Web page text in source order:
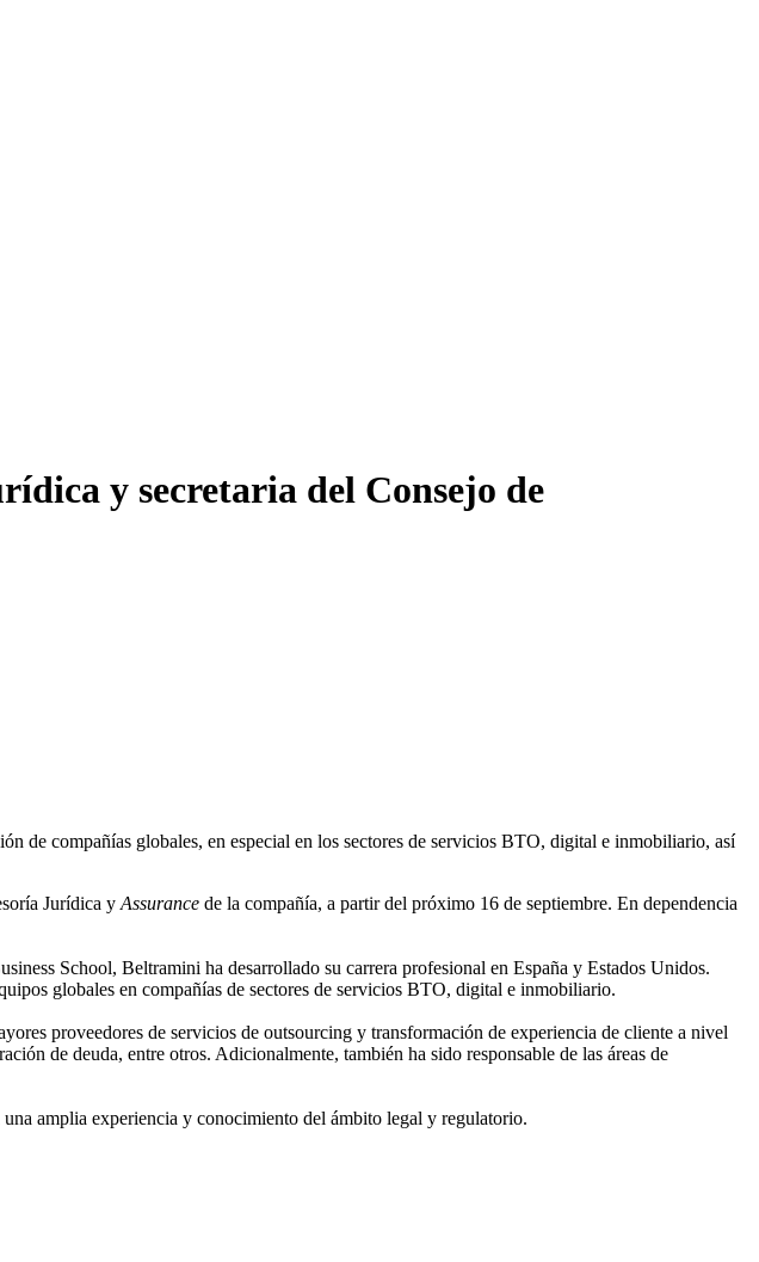
y secretaria del Consejo de
de compañías globales, en especial en los sectores de servicios BTO, digital e inmobiliario, así
Jurídica y Assurance de la compañía, a partir del próximo 16 de septiembre. En dependencia
School, Beltramini ha desarrollado su carrera profesional en España y Estados Unidos.
globales en compañías de sectores de servicios BTO, digital e inmobiliario.
proveedores de servicios de outsourcing y transformación de experiencia de cliente a nivel
de deuda, entre otros. Adicionalmente, también ha sido responsable de las áreas de
amplia experiencia y conocimiento del ámbito legal y regulatorio.